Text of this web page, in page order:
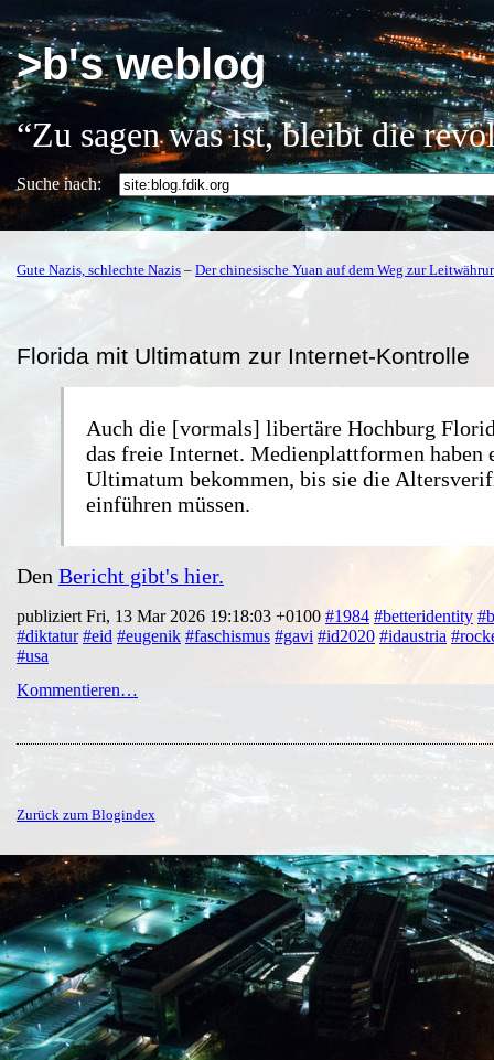
>b's weblog
“Zu sagen was ist, bleibt die
Suche nach:
Gute Nazis, schlechte Nazis – Der chinesische Yuan auf dem Weg zur
Florida mit Ultimatum zur Internet-Kontrolle
Auch die [vormals] libertäre Hochburg
das freie Internet. Medienplattformen haben
Ultimatum bekommen, bis sie die
einführen müssen.
Den Bericht gibt's hier.
publiziert Fri, 13 Mar 2026 19:18:03 +0100 #1984 #betteridentity
#diktatur #eid #eugenik #faschismus #gavi #id2020 #idaustria
#usa
Kommentieren…
Zurück zum Blogindex